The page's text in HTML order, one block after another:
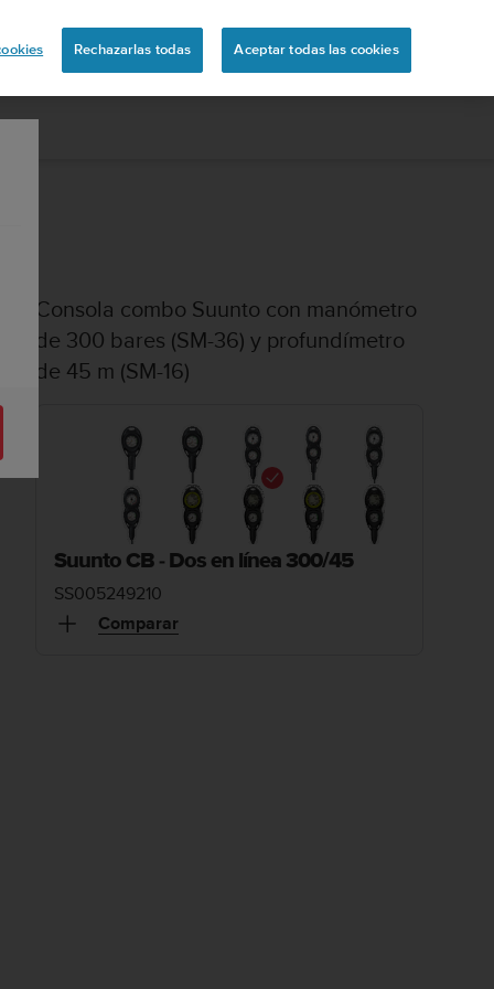
Consola combo Suunto con manómetro
de 300 bares (SM-36) y profundímetro
de 45 m (SM-16)
Suunto CB - Dos en línea 300/45
SS005249210
Comparar
Rechazarlas todas Aceptar todas las cookies